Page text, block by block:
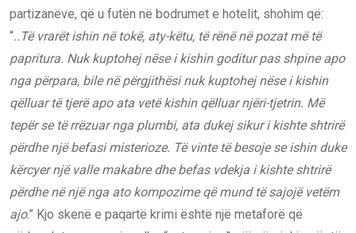
partizanëve, që u futën në bodrumet e hotelit, shohim që:
“..Të vrarët ishin në tokë, aty-këtu, të rënë në pozat më të
papritura. Nuk kuptohej nëse i kishin goditur pas shpine apo
nga përpara, bile në përgjithësi nuk kuptohej nëse i kishin
qëlluar të tjerë apo ata vetë kishin qëlluar njëri-tjetrin. Më
tepër se të rrëzuar nga plumbi, ata dukej sikur i kishte shtrirë
përdhe një befasi misterioze. Të vinte të besoje se ishin duke
kërcyer një valle makabre dhe befas vdekja i kishte shtrirë
përdhe në një nga ato kompozime që mund të sajojë vetëm
ajo.” Kjo skenë e paqartë krimi është një metaforë që